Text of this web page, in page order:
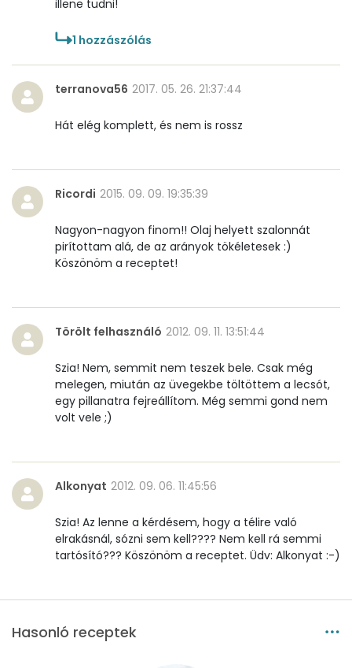
illene tudni!
1 hozzászólás
terranova56 2017. 05. 26. 21:37:44
Hát elég komplett, és nem is rossz
Ricordi 2015. 09. 09. 19:35:39
Nagyon-nagyon finom!! Olaj helyett szalonnát
pirítottam alá, de az arányok tökéletesek :)
Köszönöm a receptet!
Törölt felhasználó 2012. 09. 11. 13:51:44
Szia! Nem, semmit nem teszek bele. Csak még
melegen, miután az üvegekbe töltöttem a lecsót,
egy pillanatra fejreállítom. Még semmi gond nem
volt vele ;)
Alkonyat 2012. 09. 06. 11:45:56
Szia! Az lenne a kérdésem, hogy a télire való
elrakásnál, sózni sem kell???? Nem kell rá semmi
tartósító??? Köszönöm a receptet. Üdv: Alkonyat :-)
Hasonló receptek